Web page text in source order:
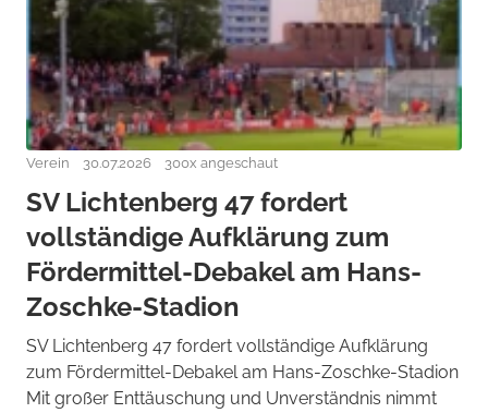
Verein 30.07.2026 300x angeschaut
SV Lichtenberg 47 fordert
vollständige Aufklärung zum
Fördermittel-Debakel am Hans-
Zoschke-Stadion
SV Lichtenberg 47 fordert vollständige Aufklärung
zum Fördermittel-Debakel am Hans-Zoschke-Stadion
Mit großer Enttäuschung und Unverständnis nimmt